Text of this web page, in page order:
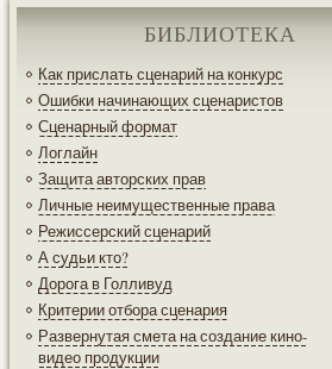
БИБЛИОТЕКА
Как прислать сценарий на конкурс
Ошибки начинающих сценаристов
Сценарный формат
Логлайн
Защита авторских прав
Личные неимущественные права
Режиссерский сценарий
А судьи кто?
Дорога в Голливуд
Критерии отбора сценария
Развернутая смета на создание кино-
видео продукции